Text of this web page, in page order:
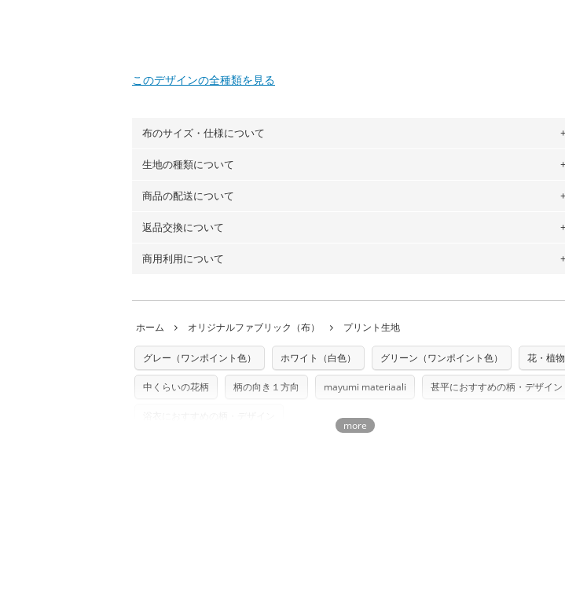
このデザインの全種類を見る
布のサイズ・仕様について
布の長さは50cm単位での販売になります。
※カットを希望の方は備考欄に「50cmずつカット希望」などご記載ください（50cm
単位でのカットのみ）
もっと詳しく見る
生地の種類について
・現在、すべてのデザインのプリントに使用している生地は６種類です。素材は
ーン）・コットンリネン（ビエラ織）・100％コットン（ツイル）・100％コットン
（キャンバス・11号帆布）です。
◎ 各生地の詳細を見る
商品の配送について
・ネコポスでの配送は、布は2mまで型紙は2個までとなります（一部例外有り）それ
ります。
※万が一、検品時に不備が見つかった場合は、4～5営業日後の発送となる場合がござ
※土日祝は営業日に含まれません。
※配送日のご指定は承れません。出来上がり次第、順次発送いたします。
返品交換について
・布はご注文後に注文数量のみをプリントするため、
購入後の返品および交換は承る
ていた色味と違う、などの理由での返品は承れません。予めご了承ください。
返品・交換対象の基準について詳しくは こちら
商用利用について
た記載も不要です。（製品化した際に起こる全ての問題、クレームにつきましては当
店及びnunocoto fabricは一切の責任を負いませんのでご了承ください）
※有料型紙（ホームソーイング型紙シリーズ）および柄がえらべるキットに付属された
型紙は商用利用できませんのでご注意ください。型紙自体の転用・販売および型紙を
使用して製作したものの販売も禁止とさせていただいております。
ホーム オリジナルファブリック（布） プリント生地
グレー（ワンポイント色） ホワイト（白色） グリーン（ワンポイント色） 花・植物
中くらいの花柄 柄の向き１方向 mayumi materiaali 甚平におすすめの柄・デザイン